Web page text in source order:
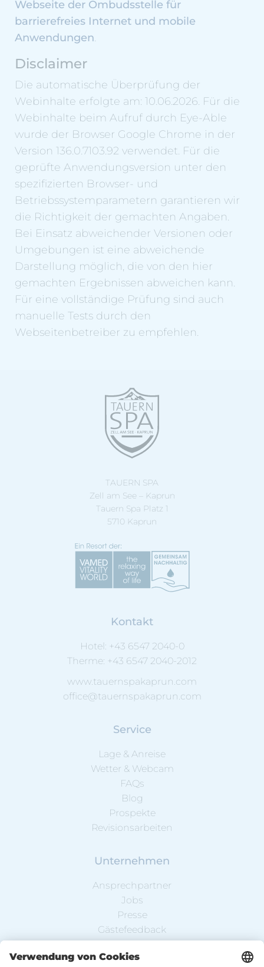
Webseite der Ombudsstelle für
barrierefreies Internet und mobile
Anwendungen.
Disclaimer
Die automatische Überprüfung der
Webinhalte erfolgte am: 10.06.2026. Für die
Webinhalte beim Aufruf durch Eye-Able
wurde der Browser Google Chrome in der
Version 136.0.7103.92 verwendet. Für die
geprüfte Anwendungsversion unter den
spezifizierten Browser- und
Betriebssystemparametern garantieren wir
die Richtigkeit der gemachten Angaben.
Bei Einsatz abweichender Versionen oder
Umgebungen ist eine abweichende
Darstellung möglich, die von den hier
gemachten Ergebnissen abweichen kann.
Für eine vollständige Prüfung sind auch
manuelle Tests durch den
Webseitenbetreiber zu empfehlen.
TAUERN SPA
Zell am See – Kaprun
Tauern Spa Platz 1
5710 Kaprun
Kontakt
Hotel: +43 6547 2040-0
Therme: +43 6547 2040-2012
www.tauernspakaprun.com
office@tauernspakaprun.com
Service
Lage & Anreise
Wetter & Webcam
FAQs
Blog
Prospekte
Revisionsarbeiten
Unternehmen
Ansprechpartner
Jobs
Presse
Gästefeedback
Partnerbetriebe
Newsletter-Anmeldung